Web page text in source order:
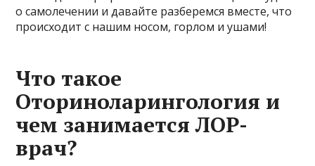
о самолечении и давайте разберемся вместе, что
происходит с нашим носом, горлом и ушами!
Что такое
Оториноларингология и
чем занимается ЛОР-
врач?